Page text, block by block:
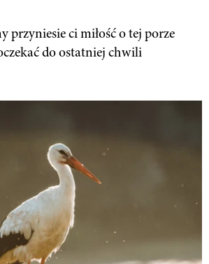
przyniesie ci miłość o tej porze
do ostatniej chwili